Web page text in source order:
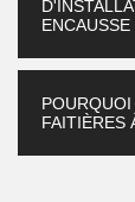
FAITIÈRES